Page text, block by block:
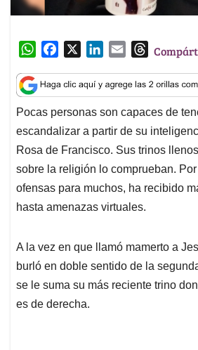
W
a
t
s
A
p
p
c
e
b
o
o
k
n
k
e
d
I
n
a
i
l
T
r
e
a
d
s
Pocas personas son capaces de
escandalizar a partir de su
Rosa de Francisco. Sus trinos
sobre la religión lo comprueban.
ofensas para muchos, ha recibido
hasta amenazas virtuales.
A la vez en que llamó mamerto a
burló en doble sentido de la
se le suma su más reciente trino
es de derecha.